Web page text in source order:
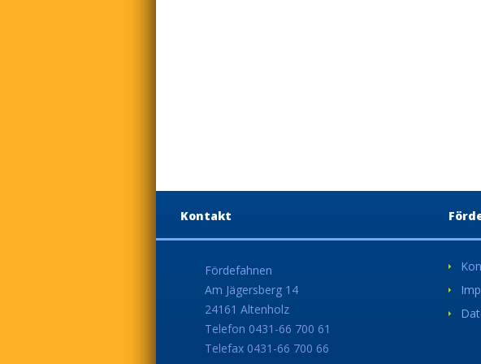
Kontakt
Fördefahnen
Am Jägersberg 14
24161 Altenholz
Telefon 0431-66 700 61
Telefax 0431-66 700 66